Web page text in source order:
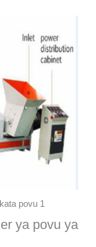
povu 1
ya povu ya